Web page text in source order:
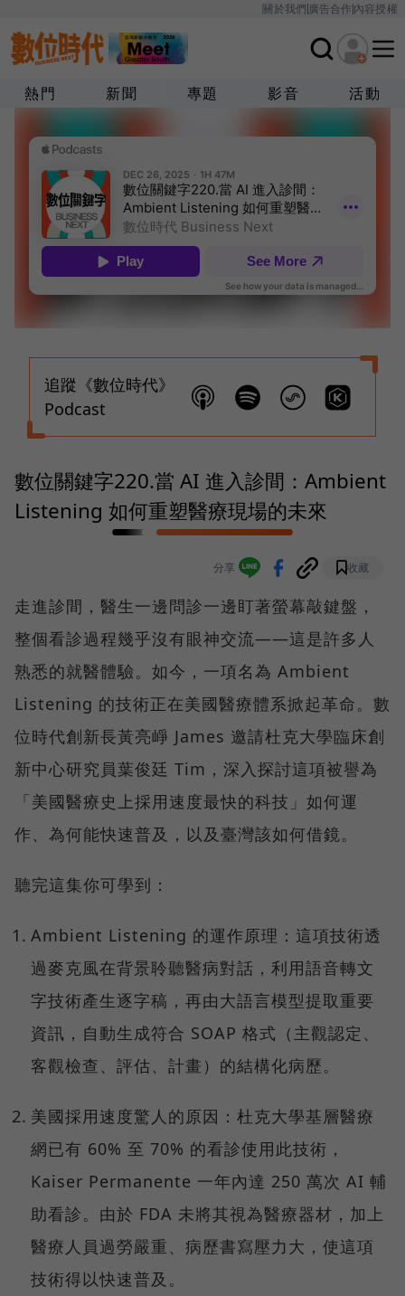
關於我們廣告合作內容授權
熱門 新聞 專題 影音 活動
追蹤《數位時代》
Podcast
數位關鍵字220.當 AI 進入診間：Ambient
Listening 如何重塑醫療現場的未來
分享 收藏
走進診間，醫生一邊問診一邊盯著螢幕敲鍵盤，
整個看診過程幾乎沒有眼神交流——這是許多人
熟悉的就醫體驗。如今，一項名為 Ambient
Listening 的技術正在美國醫療體系掀起革命。數
位時代創新長黃亮崢 James 邀請杜克大學臨床創
新中心研究員葉俊廷 Tim，深入探討這項被譽為
「美國醫療史上採用速度最快的科技」如何運
作、為何能快速普及，以及臺灣該如何借鏡。
聽完這集你可學到：
Ambient Listening 的運作原理：這項技術透
過麥克風在背景聆聽醫病對話，利用語音轉文
字技術產生逐字稿，再由大語言模型提取重要
資訊，自動生成符合 SOAP 格式（主觀認定、
客觀檢查、評估、計畫）的結構化病歷。
美國採用速度驚人的原因：杜克大學基層醫療
網已有 60% 至 70% 的看診使用此技術，
Kaiser Permanente 一年內達 250 萬次 AI 輔
助看診。由於 FDA 未將其視為醫療器材，加上
醫療人員過勞嚴重、病歷書寫壓力大，使這項
技術得以快速普及。